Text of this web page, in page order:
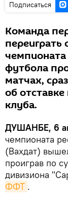
Подписаться
Команда
переиграть
футбола
матчах,
об
клуба.
ДУШАНБЕ, 6
чемпионата
(Вахдат)
проиграв по
дивизиона
ФФТ .